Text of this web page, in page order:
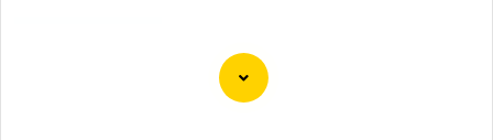
Dạ chắc chắn, đây là tư vấn của tôi về Camera Dahua